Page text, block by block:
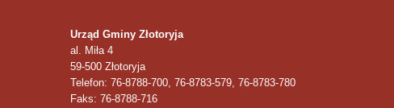
Urząd Gminy Złotoryja
al. Miła 4
59-500 Złotoryja
Telefon: 76-8788-700, 76-8783-579, 76-8783-780
Faks: 76-8788-716